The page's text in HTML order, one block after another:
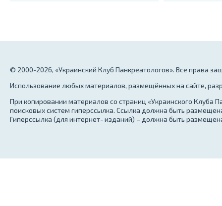
© 2000-2026, «Украинский Клуб Панкреатологов». Все права
Использование любых материалов, размещённых на сайте,
При копировании материалов со страниц «Украинского Клуба
поисковых систем гиперссылка. Ссылка должна быть
Гиперссылка (для интернет- изданий) – должна быть